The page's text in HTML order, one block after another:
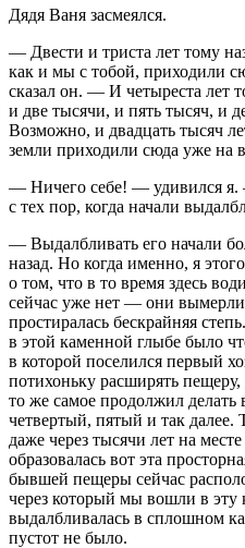
Дядя Ваня засмеялся.
— Двести и триста лет тому
как и мы с тобой, приходили
сказал он. — И четыреста лет
и две тысячи, и пять тысяч, и
Возможно, и двадцать тысяч
земли приходили сюда уже на
— Ничего себе! — удивился
с тех пор, когда начали
— Выдалбливать его начали
назад. Но когда именно, я
о том, что в то время здесь
сейчас уже нет — они
простиралась бескрайняя
в этой каменной глыбе было
в которой поселился первый
потихоньку расширять
то же самое продолжил делать
четвертый, пятый и так далее.
даже через тысячи лет на
образовалась вот эта
бывшей пещеры сейчас
через который мы вошли в эту
выдалбливалась в сплошном
пустот не было.